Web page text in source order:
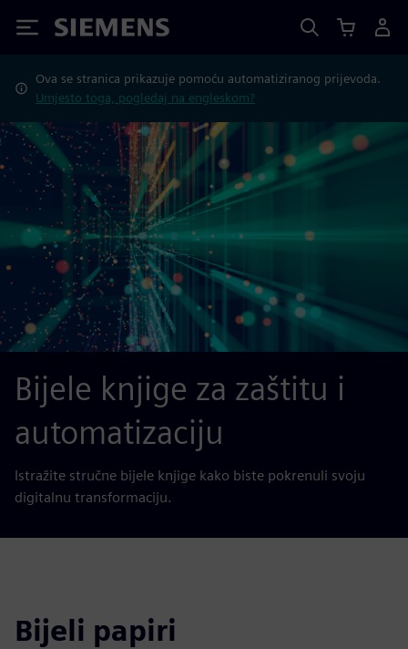
Siemens
Ova se stranica prikazuje pomoću automatiziranog prijevoda.
Umjesto toga, pogledaj na engleskom?
Bijele knjige za zaštitu i
automatizaciju
Istražite stručne bijele knjige kako biste pokrenuli svoju
digitalnu transformaciju.
Bijeli papiri